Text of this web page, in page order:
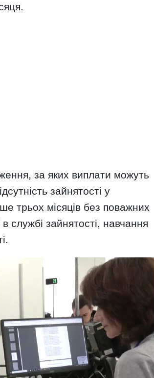
за яких виплати можуть
зайнятості у
трьох місяців без поважних
в службі зайнятості, навчання